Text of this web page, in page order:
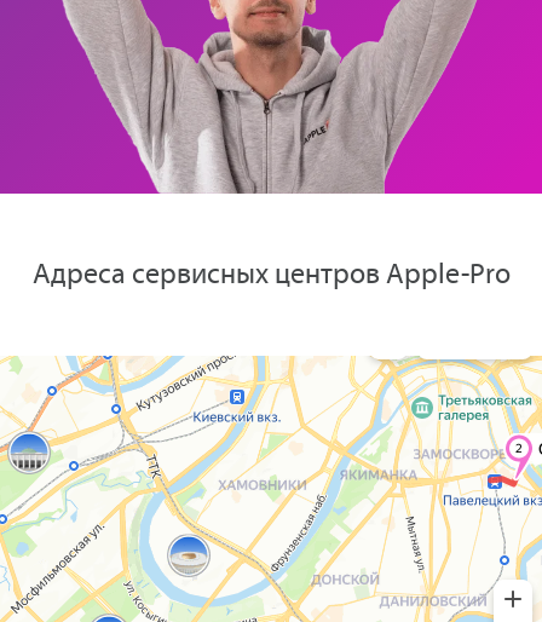
Адреса сервисных центров Apple-Pro